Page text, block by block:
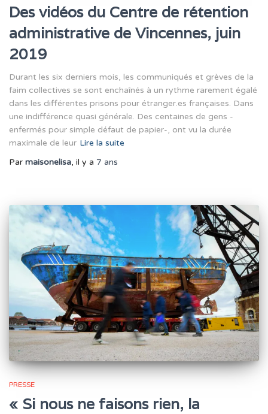
Des vidéos du Centre de rétention
administrative de Vincennes, juin
2019
Durant les six derniers mois, les communiqués et grèves de la
faim collectives se sont enchaînés à un rythme rarement égalé
dans les différentes prisons pour étranger.es françaises. Dans
une indifférence quasi générale. Des centaines de gens -
enfermés pour simple défaut de papier-, ont vu la durée
maximale de leur Lire la suite
Par maisonelisa, il y a 7 ans
PRESSE
« Si nous ne faisons rien, la